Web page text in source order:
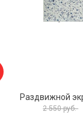
2 550 руб.